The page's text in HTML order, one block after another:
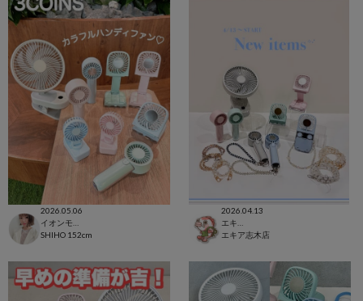
2026.05.06
SHIHO 152cm
2026.04.13
エキア志木店